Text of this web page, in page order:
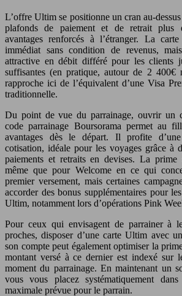
L’offre Ultim se positionne un cran au-
plafonds de paiement et de retrait plus
avantages renforcés à l’étranger. La
immédiat sans condition de revenus,
attractive en débit différé pour les clients
suffisantes (en pratique, autour de 2 400€
rapproche ici de l’équivalent d’une Visa
traditionnelle.
Du point de vue du parrainage, ouvrir un
code parrainage Boursorama permet au
avantages dès le départ. Il profite
cotisation, idéale pour les voyages grâce à
paiements et retraits en devises. La prime
même que pour Welcome en ce qui
premier versement, mais certaines
accorder des bonus supplémentaires pour
Ultim, notamment lors d’opérations Pink
Pour ceux qui envisagent de parrainer à
proches, disposer d’une carte Ultim avec
son compte peut également optimiser la
montant versé à ce dernier est indexé sur
moment du parrainage. En maintenant un
vous vous placez systématiquement
maximale prévue pour le parrain.